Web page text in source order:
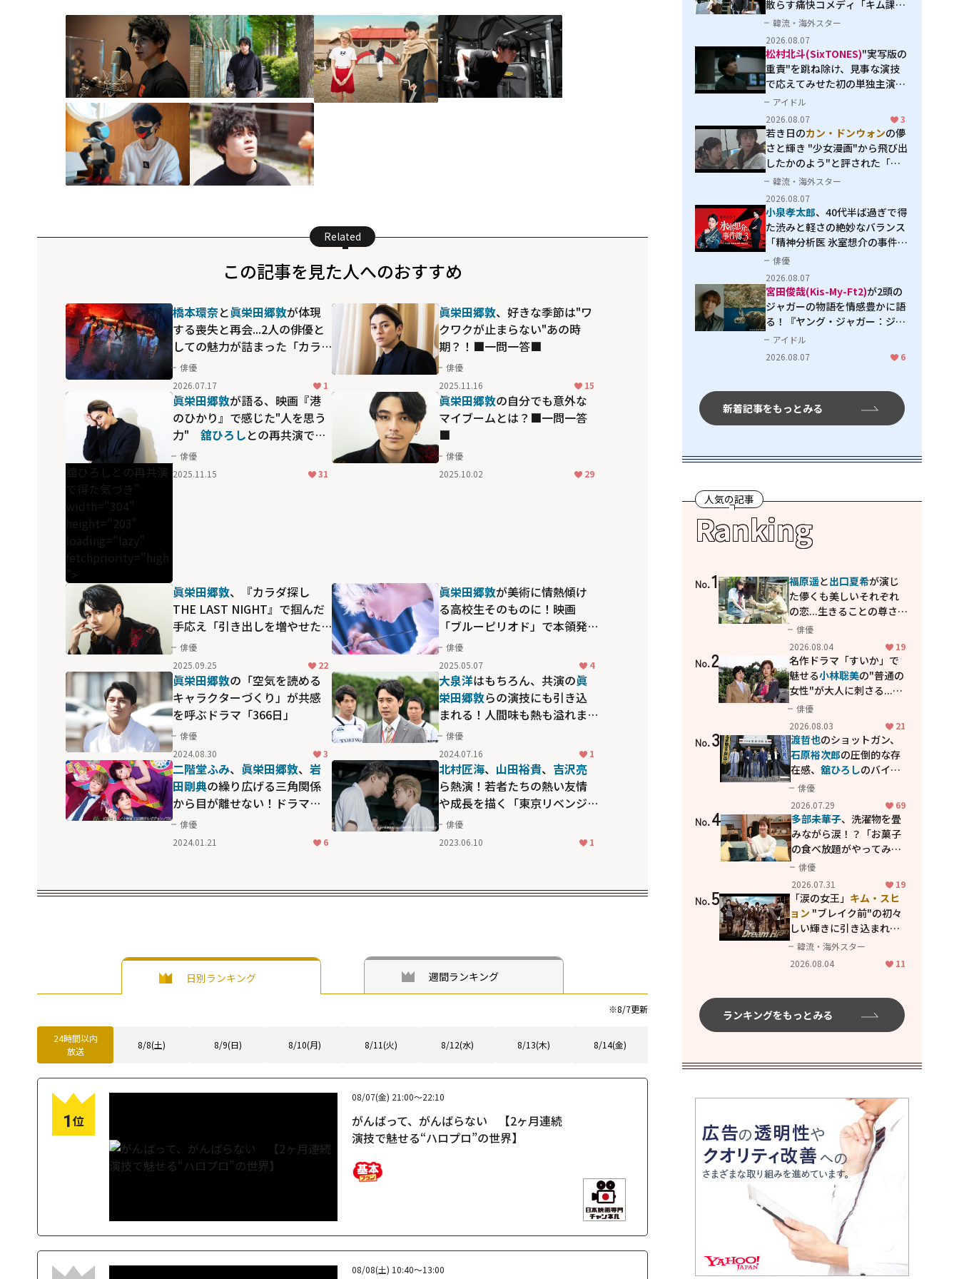
Related
この記事を見た人へのおすすめ
橋本環奈と眞栄田郷敦が体現
する喪失と再会...2人の俳優と
しての魅力が詰まった「カラ
ダ探し THE LAST NIGHT」
俳優
2026.07.17
1
眞栄田郷敦、好きな季節は"ワ
クワクが止まらない"あの時
期？！■一問一答■
俳優
2025.11.16
15
舘ひろしとの再共演
で得た気づき"
width="304"
height="203"
loading="lazy"
fetchpriority="high
">
眞栄田郷敦が語る、映画『港
のひかり』で感じた"人を思う
力" 舘ひろしとの再共演で得
た気づき
俳優
2025.11.15
31
眞栄田郷敦の自分でも意外な
マイブームとは？■一問一答
■
俳優
2025.10.02
29
眞栄田郷敦、『カラダ探し
THE LAST NIGHT』で掴んだ
手応え「引き出しを増やせた
感覚」
俳優
2025.09.25
22
眞栄田郷敦が美術に情熱傾け
る高校生そのものに！映画
「ブルーピリオド」で本領発
揮俳優
2025.05.07
4
眞栄田郷敦の「空気を読める
キャラクターづくり」が共感
を呼ぶドラマ「366日」
俳優
2024.08.30
3
大泉洋はもちろん、共演の眞
栄田郷敦らの演技にも引き込
まれる！人間味も熱も溢れま
くりなドラマ「ノーサイド・
ゲーム」
俳優
2024.07.16
1
二階堂ふみ、 眞栄田郷敦、 岩
田剛典の繰り広げる三角関係
から目が離せない！ドラマ
「プロミス・シンデレラ」
俳優
2024.01.21
6
北村匠海、 山田裕貴、 吉沢亮
ら熱演！若者たちの熱い友情
や成長を描く「東京リベンジ
ャーズ」最新作を観る前に原
点を振り返る
俳優
2023.06.10
1
日別ランキング 週間ランキング
※8/7更新
24時間以内
放送
8/8(土) 8/9(日) 8/10(月) 8/11(火) 8/12(水) 8/13(木) 8/14(金)
1位
08/07(金) 21:00～22:10
がんばって、がんばらない 【2ヶ月連続
演技で魅せる“ハロプロ”の世界】
08/08(土) 10:40～13:00
散らす痛快コメディ「キム課長
とソ理事～Bravo! Your Life
～」
韓流・海外スター
2026.08.07
松村北斗(SixTONES)"実写版の
重責"を跳ね除け、見事な演技
で応えてみせた初の単独主演映
画「秒速5センチメートル」
アイドル
2026.08.07
3
若き日のカン・ドンウォンの儚
さと輝き "少女漫画"から飛び出
したかのよう"と評された「オ
オカミの誘惑」
韓流・海外スター
2026.08.07
小泉孝太郎、40代半ば過ぎで得
た渋みと軽さの絶妙なバランス
「精神分析医 氷室想介の事件簿
３」で見せる進化
俳優
2026.08.07
宮田俊哉(Kis-My-Ft2)が2頭の
ジャガーの物語を情感豊かに語
る！『ヤング・ジャガー：ジャ
ングル王への道』『ジャガーと
ウミガメの物語：熱帯林の守護
アイドル
2026.08.07
6
新着記事をもっとみる
人気の記事
Ranking
No.1 福原遥と出口夏希が演じ
た儚くも美しいそれぞれ
の恋...生きることの尊さを
教えてくれた映画「あの
花が咲く丘で、君とまた出
会えたら。」
俳優
2026.08.04
19
No.2
名作ドラマ「すいか」で
魅せる小林聡美の"普通の
女性"が大人に刺さる...映
画「かもめ食堂」にも通
じる静かな芝居
俳優
2026.08.03
21
No.3 渡哲也のショットガン、
石原裕次郎の圧倒的な存
在感、舘ひろしのバイク
アクション！"大門軍
団"のカッコよさが詰まっ
た「西部警察 PART-II」
俳優
2026.07.29
69
No.4 多部未華子、洗濯物を畳
みながら涙！？「お菓子
の食べ放題がやってみた
い」ハンディファン4台の
暑さ対策も明かす
俳優
2026.07.31
19
No.5 「涙の女王」 キム・スヒ
ョン "ブレイク前"の初々
しい輝きに引き込まれ
る...2PM テギョン
共演の青春名作「ドリー
韓流・海外スター
2026.08.04
11
ランキングをもっとみる